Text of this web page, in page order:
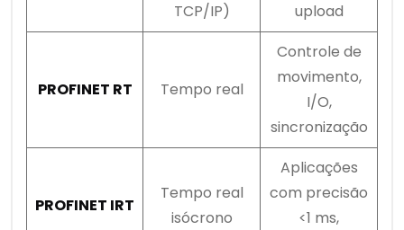
TCP/IP)
upload
PROFINET RT Tempo real
Controle de
movimento,
I/O,
sincronização
PROFINET IRT
Tempo real
isócrono
Aplicações
com precisão
<1 ms,